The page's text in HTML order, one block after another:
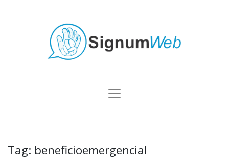
Tag: beneficioemergencial